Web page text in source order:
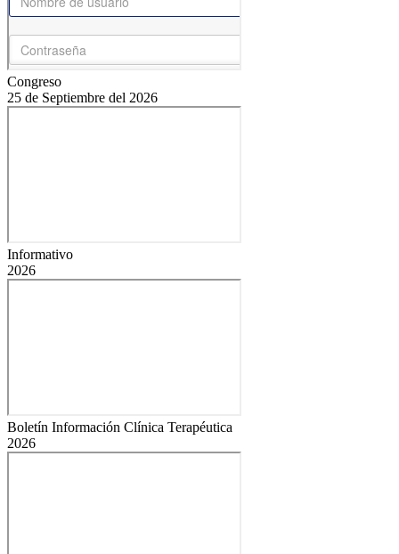
Congreso
25 de Septiembre del 2026
Informativo
2026
Boletín Información Clínica Terapéutica
2026